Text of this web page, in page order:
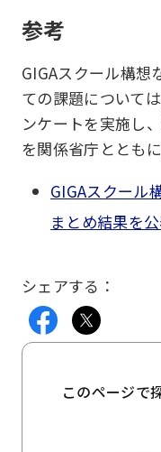
参考
GIGAスクール構想
ての課題について
ンケートを実施し
を関係省庁ととも
GIGAスクール
まとめ結果を
シェアする：
このページで